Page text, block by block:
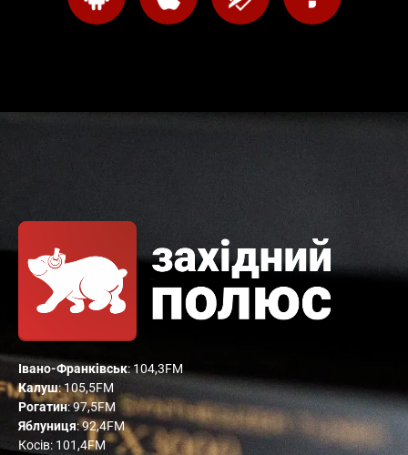
Івано-Франківськ: 104,3FM
Калуш: 105,5FM
Рогатин: 97,5FM
Яблуниця: 92,4FM
Косів: 101,4FM